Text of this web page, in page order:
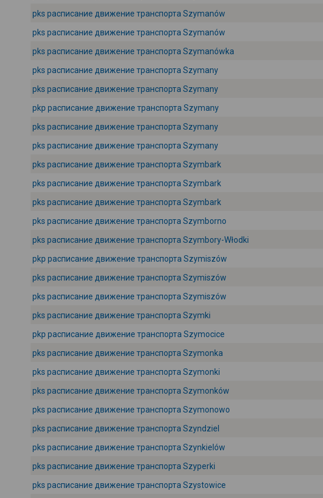
pks расписание движение транспорта Szymanów
pks расписание движение транспорта Szymanów
pks расписание движение транспорта Szymanówka
pks расписание движение транспорта Szymany
pks расписание движение транспорта Szymany
pkp расписание движение транспорта Szymany
pks расписание движение транспорта Szymany
pks расписание движение транспорта Szymany
pks расписание движение транспорта Szymbark
pks расписание движение транспорта Szymbark
pks расписание движение транспорта Szymbark
pks расписание движение транспорта Szymborno
pks расписание движение транспорта Szymbory-Włodki
pkp расписание движение транспорта Szymiszów
pks расписание движение транспорта Szymiszów
pks расписание движение транспорта Szymiszów
pks расписание движение транспорта Szymki
pkp расписание движение транспорта Szymocice
pks расписание движение транспорта Szymonka
pks расписание движение транспорта Szymonki
pks расписание движение транспорта Szymonków
pks расписание движение транспорта Szymonowo
pks расписание движение транспорта Szyndziel
pks расписание движение транспорта Szynkielów
pks расписание движение транспорта Szyperki
pks расписание движение транспорта Szystowice